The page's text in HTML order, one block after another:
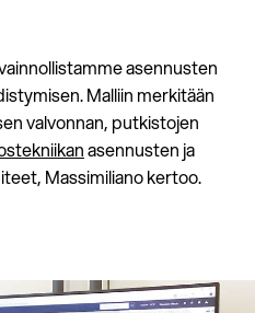
asennusten
Malliin merkitään
valvonnan, putkistojen
asennusten ja
Massimiliano kertoo.